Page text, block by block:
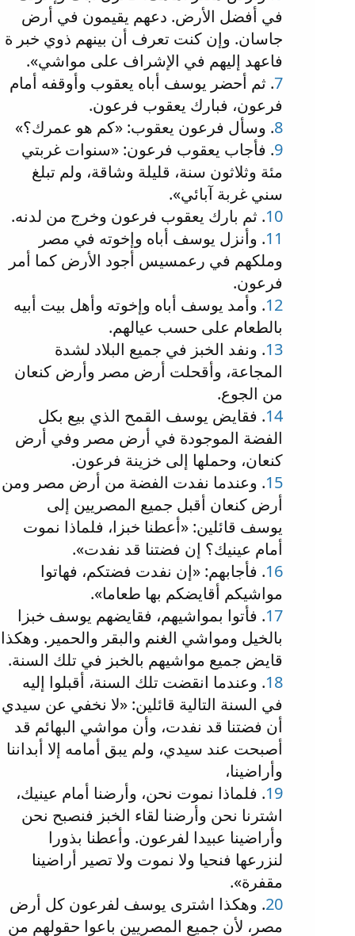
في أفضل الأرض. دعهم يقيمون في أرض
جاسان. وإن كنت تعرف أن بينهم ذوي خبر ة
فاعهد إليهم في الإشراف على مواشي».
7. ثم أحضر يوسف أباه يعقوب وأوقفه أمام
فرعون، فبارك يعقوب فرعون.
8. وسأل فرعون يعقوب: «كم هو عمرك؟»
9. فأجاب يعقوب فرعون: «سنوات غربتي
مئة وثلاثون سنة، قليلة وشاقة، ولم تبلغ
سني غربة آبائي».
10. ثم بارك يعقوب فرعون وخرج من لدنه.
11. وأنزل يوسف أباه وإخوته في مصر
وملكهم في رعمسيس أجود الأرض كما أمر
فرعون.
12. وأمد يوسف أباه وإخوته وأهل بيت أبيه
بالطعام على حسب عيالهم.
13. ونفد الخبز في جميع البلاد لشدة
المجاعة، وأقحلت أرض مصر وأرض كنعان
من الجوع.
14. فقايض يوسف القمح الذي بيع بكل
الفضة الموجودة في أرض مصر وفي أرض
كنعان، وحملها إلى خزينة فرعون.
15. وعندما نفدت الفضة من أرض مصر ومن
أرض كنعان أقبل جميع المصريين إلى
يوسف قائلين: «أعطنا خبزا، فلماذا نموت
أمام عينيك؟ إن فضتنا قد نفدت».
16. فأجابهم: «إن نفدت فضتكم، فهاتوا
مواشيكم أقايضكم بها طعاما».
17. فأتوا بمواشيهم، فقايضهم يوسف خبزا
بالخيل ومواشي الغنم والبقر والحمير. وهكذا
قايض جميع مواشيهم بالخبز في تلك السنة.
18. وعندما انقضت تلك السنة، أقبلوا إليه
في السنة التالية قائلين: «لا نخفي عن سيدي
أن فضتنا قد نفدت، وأن مواشي البهائم قد
أصبحت عند سيدي، ولم يبق أمامه إلا أبداننا
وأراضينا،
19. فلماذا نموت نحن، وأرضنا أمام عينيك،
اشترنا نحن وأرضنا لقاء الخبز فنصبح نحن
وأراضينا عبيدا لفرعون. وأعطنا بذورا
لنزرعها فنحيا ولا نموت ولا تصير أراضينا
مقفرة».
20. وهكذا اشترى يوسف لفرعون كل أرض
مصر، لأن جميع المصريين باعوا حقولهم من